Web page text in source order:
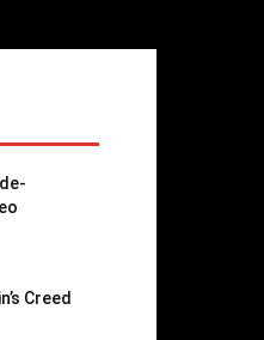
Creed